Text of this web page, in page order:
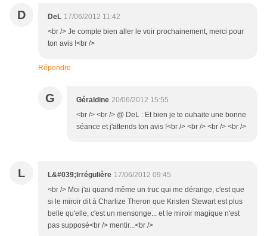
D DeL 17/06/2012 11:42
<br /> Je compte bien aller le voir prochainement, merci pour
ton avis !<br />
Répondre
G Géraldine 20/06/2012 15:55
<br /> <br /> @ DeL : Et bien je te ouhaite une bonne
séance et j'attends ton avis !<br /> <br /> <br /> <br />
L L&#039;Irrégulière 17/06/2012 09:45
<br /> Moi j'ai quand même un truc qui me dérange, c'est que
si le miroir dit à Charlize Theron que Kristen Stewart est plus
belle qu'elle, c'est un mensonge... et le miroir magique n'est
pas supposé<br /> mentir...<br />